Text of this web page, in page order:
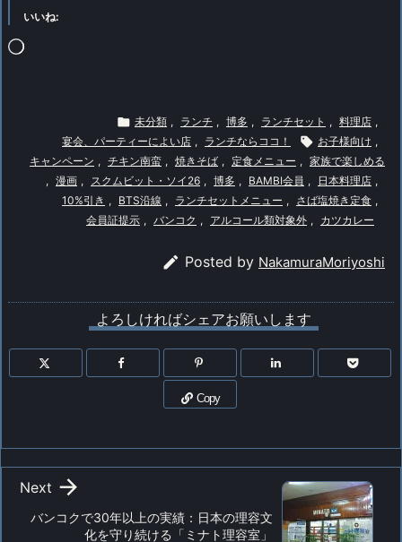
いいね:
中…
 未分類 , ランチ , 博多 , ランチセット , 料理店 ,
宴会、パーティーによい店 , ランチならココ！  お子様向け ,
キャンペーン , チキン南蛮 , 焼きそば , 定食メニュー , 家族で楽しめる
, 漫画 , スクムビット・ソイ26 , 博多 , BAMBI会員 , 日本料理店 ,
10%引き , BTS沿線 , ランチセットメニュー , さば塩焼き定食 ,
会員証提示 , バンコク , アルコール類対象外 , カツカレー
 Posted by NakamuraMoriyoshi
よろしければシェアお願いします
Copy
バンコクで30年以上の実績：日本の理容文
化を守り続ける「ミナト理容室」

Next